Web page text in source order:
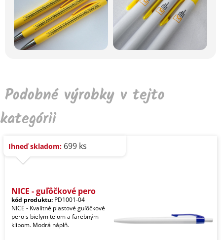
Podobné výrobky v tejto
kategórii
Ihneď skladom: 699 ks
NICE - guľôčkové pero
kód produktu: PD1001-04
NICE - Kvalitné plastové guľôčkové
pero s bielym telom a farebným
klipom. Modrá náplň.